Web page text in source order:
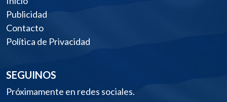
Publicidad
Contacto
Política de Privacidad
SEGUINOS
Próximamente en redes sociales.